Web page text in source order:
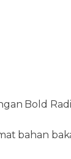
Bold
bahan